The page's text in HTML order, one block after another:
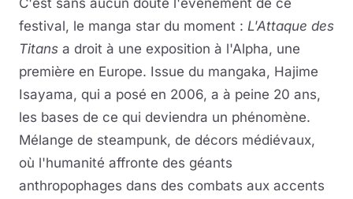
festival, le manga star du moment : L'Attaque des
Titans a droit à une exposition à l'Alpha, une
première en Europe. Issue du mangaka, Hajime
Isayama, qui a posé en 2006, a à peine 20 ans,
les bases de ce qui deviendra un phénomène.
Mélange de steampunk, de décors médiévaux,
où l'humanité affronte des géants
anthropophages dans des combats aux accents